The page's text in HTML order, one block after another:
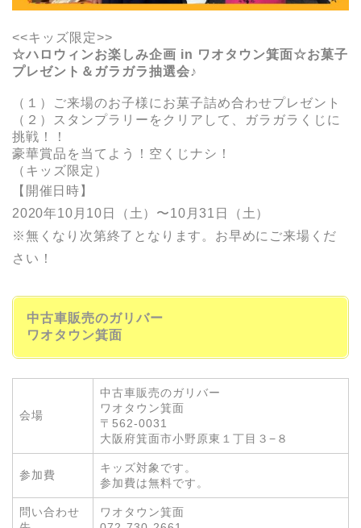
<<キッズ限定>>
☆ハロウィンお楽しみ企画 in ワオタウン箕面☆お菓子
プレゼント＆ガラガラ抽選会♪
（１）ご来場のお子様にお菓子詰め合わせプレゼント
（２）スタンプラリーをクリアして、ガラガラくじに
挑戦！！
豪華賞品を当てよう！空くじナシ！
（キッズ限定）
【開催日時】
2020年10月10日（土）〜10月31日（土）
※無くなり次第終了となります。お早めにご来場くだ
さい！
中古車販売のガリバー
ワオタウン箕面
会場
中古車販売のガリバー
ワオタウン箕面
〒562-0031
大阪府箕面市小野原東１丁目３−８
参加費
キッズ対象です。
参加費は無料です。
問い合わせ
ワオタウン箕面